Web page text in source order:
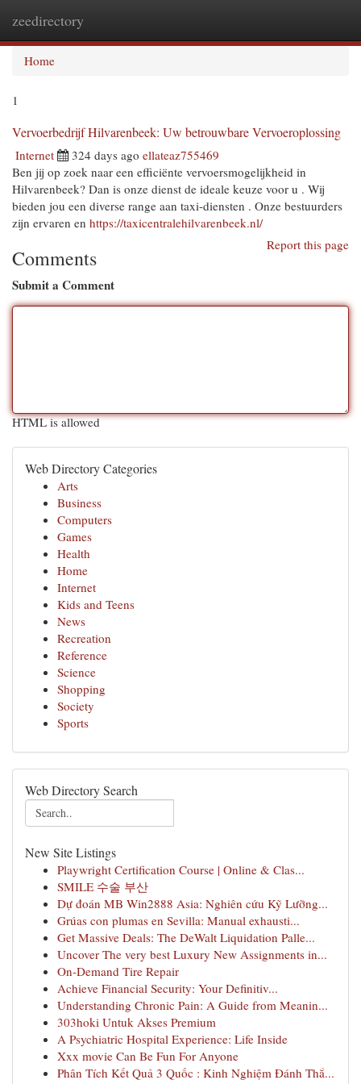
zeedirectory
Home
1
Vervoerbedrijf Hilvarenbeek: Uw betrouwbare Vervoeroplossing
Internet 324 days ago ellateaz755469
Ben jij op zoek naar een efficiënte vervoersmogelijkheid in
Hilvarenbeek? Dan is onze dienst de ideale keuze voor u . Wij
bieden jou een diverse range aan taxi-diensten . Onze bestuurders
zijn ervaren en https://taxicentralehilvarenbeek.nl/
Report this page
Comments
Submit a Comment
HTML is allowed
Web Directory Categories
Arts
Business
Computers
Games
Health
Home
Internet
Kids and Teens
News
Recreation
Reference
Science
Shopping
Society
Sports
Web Directory Search
New Site Listings
Playwright Certification Course | Online & Clas...
SMILE 수술 부산
Dự đoán MB Win2888 Asia: Nghiên cứu Kỹ Lưỡng...
Grúas con plumas en Sevilla: Manual exhausti...
Get Massive Deals: The DeWalt Liquidation Palle...
Uncover The very best Luxury New Assignments in...
On-Demand Tire Repair
Achieve Financial Security: Your Definitiv...
Understanding Chronic Pain: A Guide from Meanin...
303hoki Untuk Akses Premium
A Psychiatric Hospital Experience: Life Inside
Xxx movie Can Be Fun For Anyone
Phân Tích Kết Quả 3 Quốc : Kinh Nghiệm Đánh Thắ...